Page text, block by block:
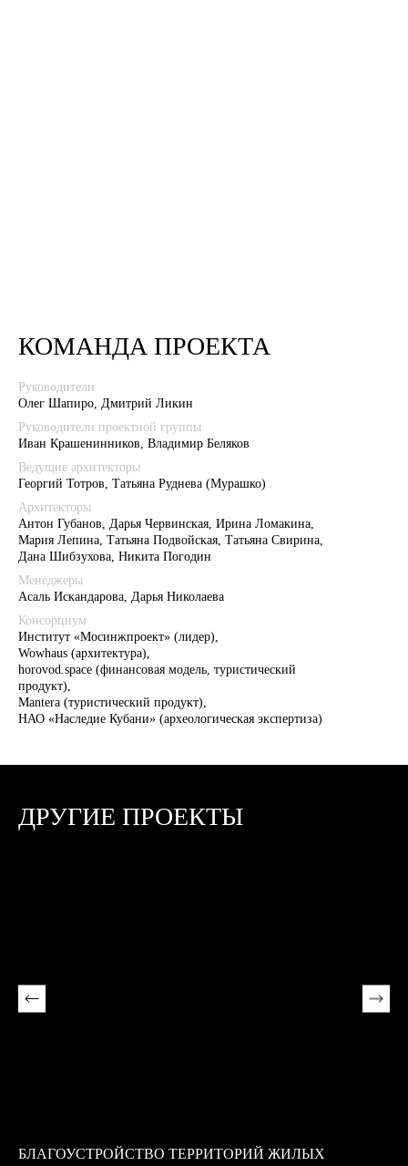
КОМАНДА ПРОЕКТА
Руководители
Олег Шапиро, Дмитрий Ликин
Руководители проектной группы
Иван Крашенинников, Владимир Беляков
Ведущие архитекторы
Георгий Тотров, Татьяна Руднева (Мурашко)
Архитекторы
Антон Губанов, Дарья Червинская, Ирина Ломакина,
Мария Лепина, Татьяна Подвойская, Татьяна Свирина,
Дана Шибзухова, Никита Погодин
Менеджеры
Асаль Искандарова, Дарья Николаева
Консорциум
Институт «Мосинжпроект» (лидер),
Wowhaus (архитектура),
horovod.space (финансовая модель, туристический
продукт),
Mantera (туристический продукт),
НАО «Наследие Кубани» (археологическая экспертиза)
ДРУГИЕ ПРОЕКТЫ
БЛАГОУСТРОЙСТВО ТЕРРИТОРИЙ ЖИЛЫХ